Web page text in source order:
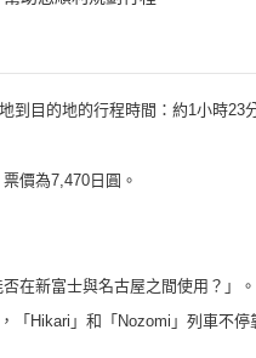
到目的地的行程時間：約1小時23
價為7,470日圓。
在新富士與名古屋之間使用？」。
「Hikari」和「Nozomi」列車不停